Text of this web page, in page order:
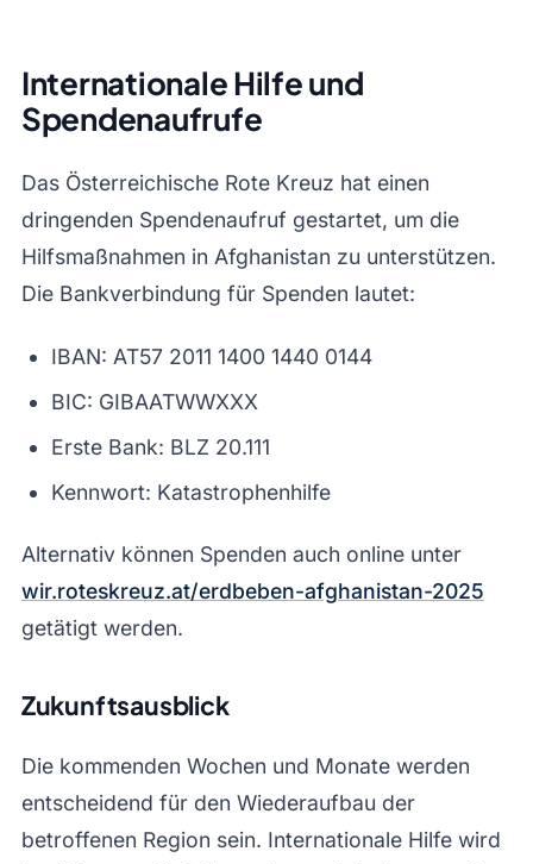
Internationale Hilfe und
Spendenaufrufe
Das Österreichische Rote Kreuz hat einen
dringenden Spendenaufruf gestartet, um die
Hilfsmaßnahmen in Afghanistan zu unterstützen.
Die Bankverbindung für Spenden lautet:
IBAN: AT57 2011 1400 1440 0144
BIC: GIBAATWWXXX
Erste Bank: BLZ 20.111
Kennwort: Katastrophenhilfe
Alternativ können Spenden auch online unter
wir.roteskreuz.at/erdbeben-afghanistan-2025
getätigt werden.
Zukunftsausblick
Die kommenden Wochen und Monate werden
entscheidend für den Wiederaufbau der
betroffenen Region sein. Internationale Hilfe wird